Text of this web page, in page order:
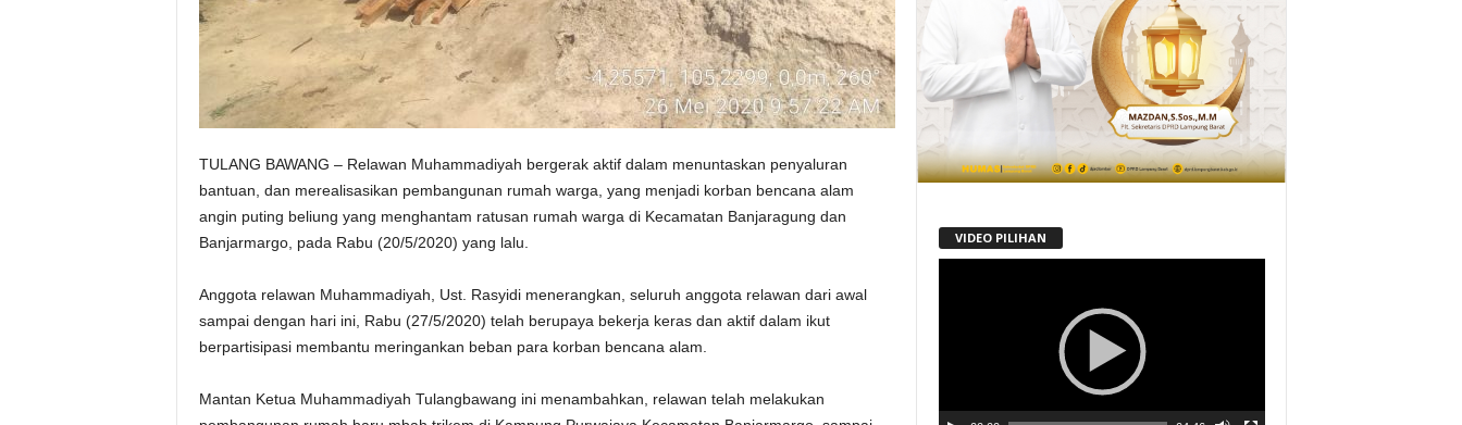
TULANG BAWANG – Relawan Muhammadiyah bergerak aktif dalam menuntaskan penyaluran
bantuan, dan merealisasikan pembangunan rumah warga, yang menjadi korban bencana alam
angin puting beliung yang menghantam ratusan rumah warga di Kecamatan Banjaragung dan
Banjarmargo, pada Rabu (20/5/2020) yang lalu.
Anggota relawan Muhammadiyah, Ust. Rasyidi menerangkan, seluruh anggota relawan dari awal
sampai dengan hari ini, Rabu (27/5/2020) telah berupaya bekerja keras dan aktif dalam ikut
berpartisipasi membantu meringankan beban para korban bencana alam.
Mantan Ketua Muhammadiyah Tulangbawang ini menambahkan, relawan telah melakukan
VIDEO PILIHAN